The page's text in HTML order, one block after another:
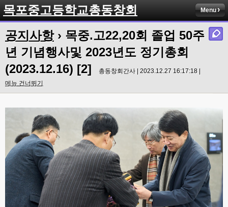
목포중고등학교총동창회 Menu
공지사항› 목중.고22,20회 졸업 50주
년 기념행사및 2023년도 정기총회
(2023.12.16) [2]
총동창회간사 | 2023.12.27 16:17:18 |
메뉴 건너뛰기